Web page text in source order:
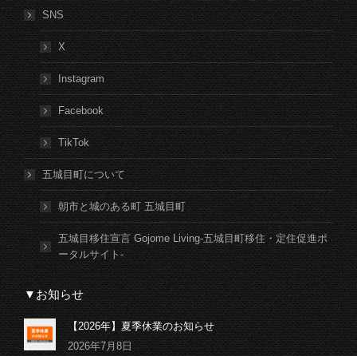
SNS
X
Instagram
Facebook
TikTok
五城目町について
朝市と城のある町 五城目町
五城目移住宣言 Gojome Living-五城目町移住・定住促進ポ
ータルサイト-
▼お知らせ
【2026年】夏季休業のお知らせ
2026年7月8日